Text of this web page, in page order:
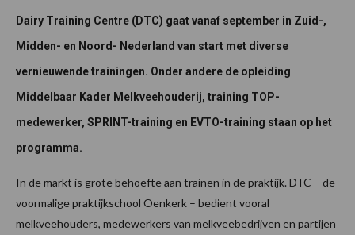
Dairy Training Centre (DTC) gaat vanaf september in Zuid-,
Midden- en Noord- Nederland van start met diverse
vernieuwende trainingen. Onder andere de opleiding
Middelbaar Kader Melkveehouderij, training TOP-
medewerker, SPRINT-training en EVTO-training staan op het
programma.
In de markt is grote behoefte aan trainen in de praktijk. DTC – de
voormalige praktijkschool Oenkerk – bedient vooral
melkveehouders, medewerkers van melkveebedrijven en partijen